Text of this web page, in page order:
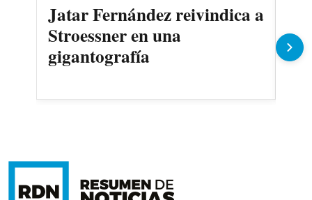
Jatar Fernández reivindica a
Stroessner en una
gigantografía